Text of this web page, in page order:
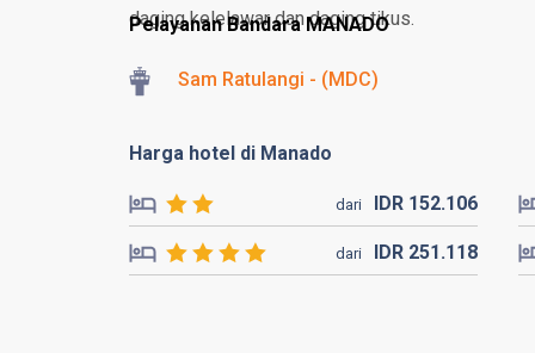
daging kelelawar dan daging tikus.
Pelayanan Bandara MANADO
Sam Ratulangi - (MDC)
Harga hotel di Manado
dari IDR 152.106
dari IDR 251.118